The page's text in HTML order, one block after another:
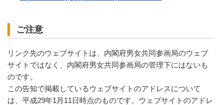
ご注意
リンク先のウェブサイトは、内閣府男女共同参画局のウェブ
サイトではなく、内閣府男女共同参画局の管理下にはないも
のです。
この告知で掲載しているウェブサイトのアドレスについて
は、平成29年1月11日時点のものです。ウェブサイトのアドレ